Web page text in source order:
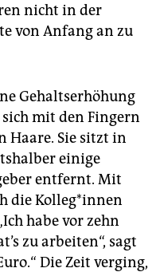
nicht in der
von Anfang an zu
Gehaltserhöhung
mit den Fingern
Haare. Sie sitzt in
einige
entfernt. Mit
die Kol­le­g*in­nen
habe vor zehn
zu arbeiten“, sagt
Die Zeit verging,